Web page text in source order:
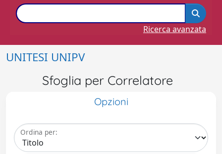
Ricerca avanzata
UNITESI UNIPV
Sfoglia per Correlatore
Opzioni
Ordina per: